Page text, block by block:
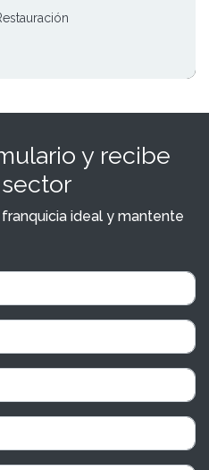
y recibe
ideal y mantente